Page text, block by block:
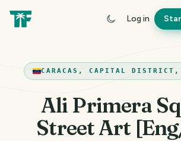
Log in
CARACAS, CAPITAL DISTRICT,
Ali Primera
Street Art